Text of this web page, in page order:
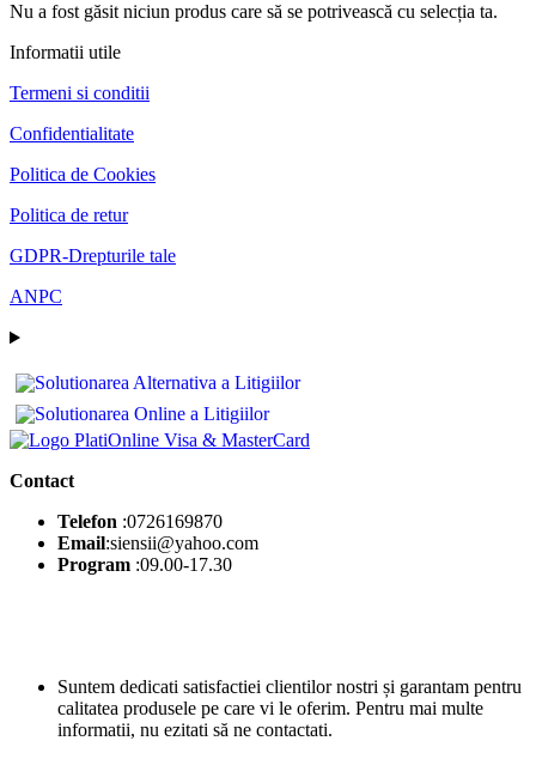
Nu a fost găsit niciun produs care să se potrivească cu selecția ta.
Informatii utile
Termeni si conditii
Confidentialitate
Politica de Cookies
Politica de retur
GDPR-Drepturile tale
ANPC
Contact
Telefon :0726169870
Email:siensii@yahoo.com
Program :09.00-17.30
Suntem dedicati satisfactiei clientilor nostri și garantam pentru
calitatea produsele pe care vi le oferim. Pentru mai multe
informatii, nu ezitati să ne contactati.